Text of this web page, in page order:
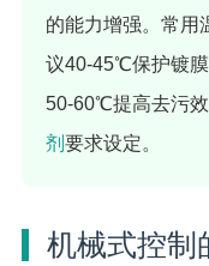
的能力增强。常用
议40-45℃保护镀
50-60℃提高去污
剂 要求设定。
机械式控制